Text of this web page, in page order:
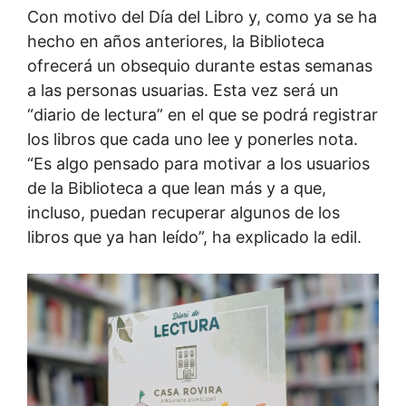
Con motivo del Día del Libro y, como ya se ha
hecho en años anteriores, la Biblioteca
ofrecerá un obsequio durante estas semanas
a las personas usuarias. Esta vez será un
“diario de lectura” en el que se podrá registrar
los libros que cada uno lee y ponerles nota.
“Es algo pensado para motivar a los usuarios
de la Biblioteca a que lean más y a que,
incluso, puedan recuperar algunos de los
libros que ya han leído”, ha explicado la edil.